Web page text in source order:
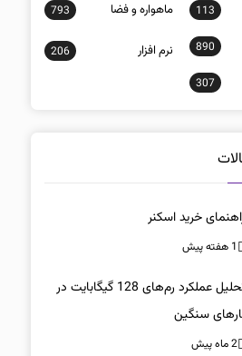
113 ماهواره و فضا 793
890 نرم افزار 206
307
خرید اسکنر
1 هفته پیش
تحلیل عملکرد رم‌های 128 گیگابایت در
سنگین
2 ماه پیش